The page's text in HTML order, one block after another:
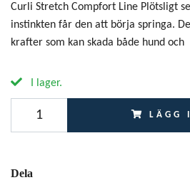
Curli Stretch Compfort Line Plötsligt
instinkten får den att börja springa.
krafter som kan skada både hund och
I lager.
LÄGG
Dela